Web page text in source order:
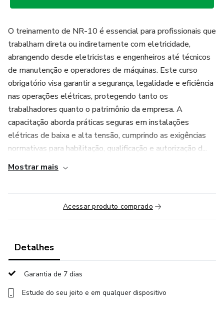
O treinamento de NR-10 é essencial para profissionais que
trabalham direta ou indiretamente com eletricidade,
abrangendo desde eletricistas e engenheiros até técnicos
de manutenção e operadores de máquinas. Este curso
obrigatório visa garantir a segurança, legalidade e eficiência
nas operações elétricas, protegendo tanto os
trabalhadores quanto o patrimônio da empresa. A
capacitação aborda práticas seguras em instalações
elétricas de baixa e alta tensão, cumprindo as exigências
normativas para habilitação, qualificação e autorização d...
Mostrar mais
Acessar produto comprado
Detalhes
Garantia de 7 dias
Estude do seu jeito e em qualquer dispositivo